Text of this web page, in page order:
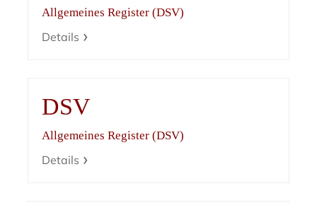
Allgemeines Register (DSV)
Details
DSV
Allgemeines Register (DSV)
Details